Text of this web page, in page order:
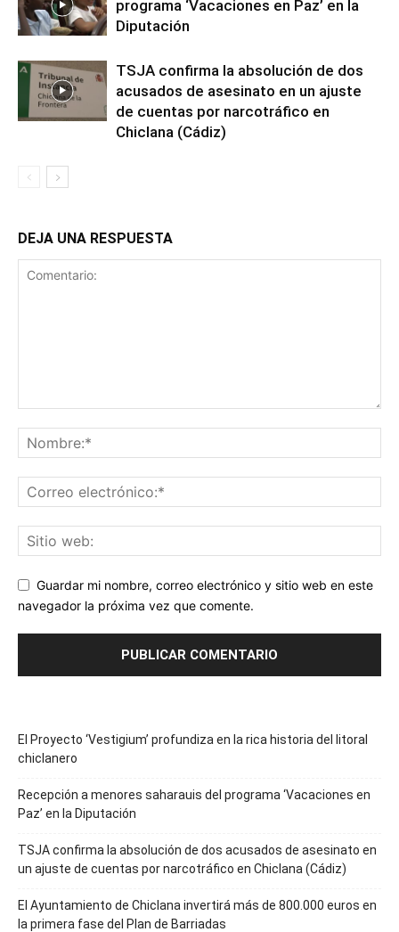
programa ‘Vacaciones en Paz’ en la
Diputación
TSJA confirma la absolución de dos
acusados de asesinato en un ajuste
de cuentas por narcotráfico en
Chiclana (Cádiz)
DEJA UNA RESPUESTA
Guardar mi nombre, correo electrónico y sitio web en este
navegador la próxima vez que comente.
El Proyecto ‘Vestigium’ profundiza en la rica historia del litoral
chiclanero
Recepción a menores saharauis del programa ‘Vacaciones en
Paz’ en la Diputación
TSJA confirma la absolución de dos acusados de asesinato en
un ajuste de cuentas por narcotráfico en Chiclana (Cádiz)
El Ayuntamiento de Chiclana invertirá más de 800.000 euros en
la primera fase del Plan de Barriadas